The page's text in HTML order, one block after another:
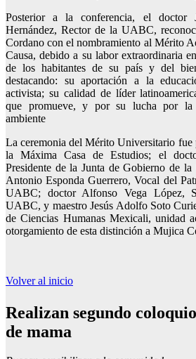
Posterior a la conferencia, el doctor
Hernández, Rector de la UABC,
Cordano con el nombramiento al Mérito
Causa, debido a su labor extraordinaria
de los habitantes de su país y del
destacando: su aportación a la
activista; su calidad de líder
que promueve, y por su lucha por la
ambiente
La ceremonia del Mérito Universitario fue
la Máxima Casa de Estudios; el
Presidente de la Junta de Gobierno de
Antonio Esponda Guerrero, Vocal del
UABC; doctor Alfonso Vega López,
UABC, y maestro Jesús Adolfo Soto
de Ciencias Humanas Mexicali, unidad
otorgamiento de esta distinción a Mujica
Volver al inicio
Realizan segundo
de mama